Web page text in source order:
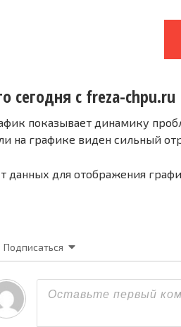
сегодня с freza-chpu.ru
показывает динамику
на графике виден сильный
данных для отображения
Подписаться